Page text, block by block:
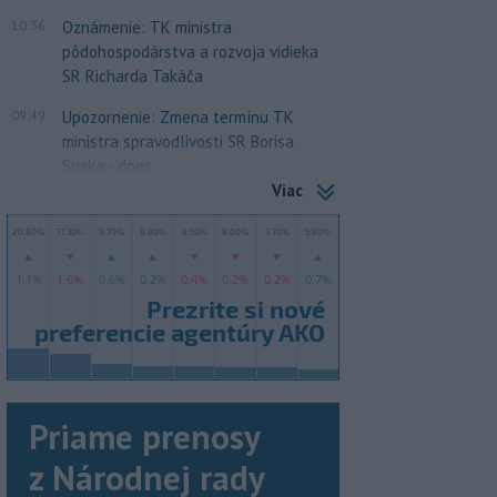
10:36
Oznámenie: TK ministra
pôdohospodárstva a rozvoja vidieka
SR Richarda Takáča
09:49
Upozornenie: Zmena termínu TK
ministra spravodlivosti SR Borisa
Suska - dnes
Viac
Priame prenosy
z Národnej rady